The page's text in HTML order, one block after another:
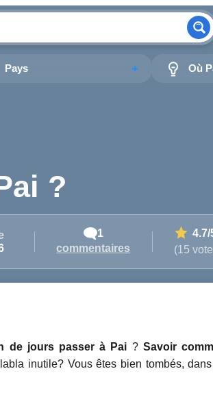
Pays Où
?
1
commentaires
4.7/
(15
de jours passer à Pai ? Savoir
inutile? Vous êtes bien tombés,